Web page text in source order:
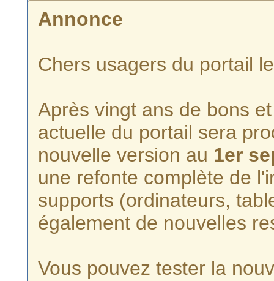
Annonce
Chers usagers du portail
Après vingt ans de bons
actuelle du portail sera
nouvelle version au 1er
une refonte complète de
supports (ordinateurs,
également de nouvelles
Vous pouvez tester la